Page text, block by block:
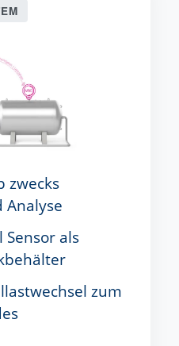
zwecks
Analyse
Sensor als
zum